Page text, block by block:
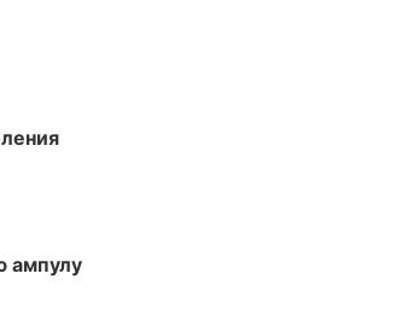
ампулу